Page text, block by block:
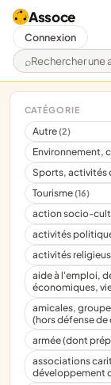
Assoce
Rechercher
Connexion
CATÉGORIE
Autre(2)
Environnement,
Sports, activités
Tourisme(16)
action socio-
activités
activités
aide à l'emploi,
économiques,
amicales,
(hors défense
armée (dont
associations
développement